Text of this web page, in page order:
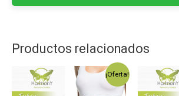
Productos relacionados
¡Oferta!